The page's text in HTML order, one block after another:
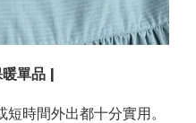
單品 |
時間外出都十分實用。